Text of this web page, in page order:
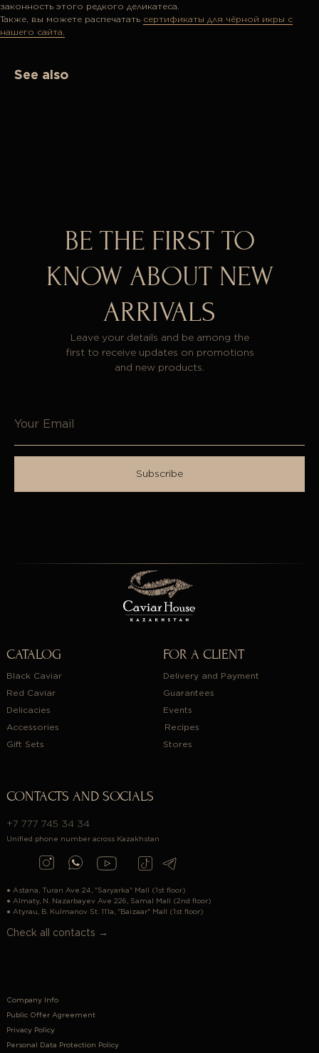
законность этого редкого деликатеса.
Также, вы можете распечатать сертификаты для чёрной икры с
нашего сайта.
See also
BE THE FIRST TO
KNOW ABOUT NEW
ARRIVALS
Leave your details and be among the
first to receive updates on promotions
and new products.
Subscribe
CATALOG FOR A CLIENT
CONTACTS AND SOCIALS
Black Caviar
+7 777 745 34 34
Delivery and Payment
Guarantees
Red Caviar
Unified phone number across Kazakhstan
Delicacies
Events
Accessories
Recipes
Gift Sets
Check all contacts →
Stores
Privacy Policy
Public Offer Agreement
Company Info
Personal Data Protection Policy
● Astana, Turan Ave 24, "Saryarka" Mall (1st floor)
● Almaty, N. Nazarbayev Ave 226, Samal Mall (2nd floor)
● Atyrau, B. Kulmanov St. 111a, "Baizaar" Mall (1st floor)